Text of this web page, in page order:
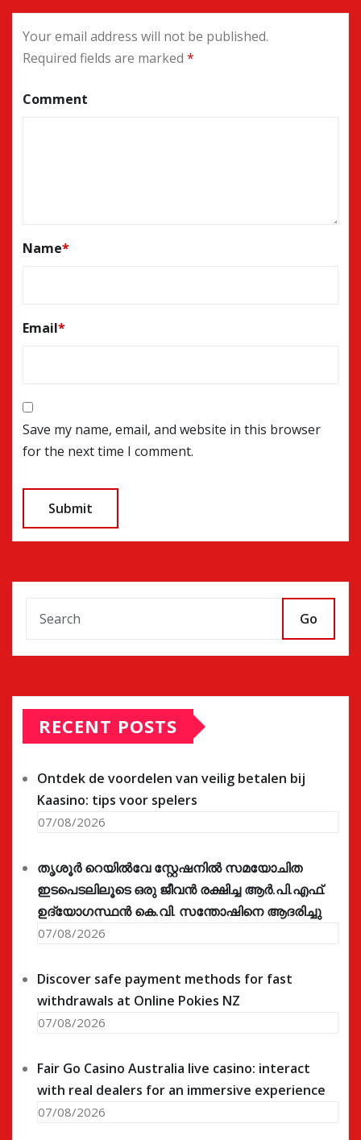
Your email address will not be published.
Required fields are marked *
Comment
Name*
Email*
Save my name, email, and website in this browser
for the next time I comment.
Go
RECENT POSTS
Ontdek de voordelen van veilig betalen bij
Kaasino: tips voor spelers
07/08/2026
തൃശൂർ റെയിൽവേ സ്റ്റേഷനിൽ സമയോചിത
ഇടപെടലിലൂടെ ഒരു ജീവൻ രക്ഷിച്ച ആർ.പി.എഫ്.
ഉദ്യോഗസ്ഥൻ കെ.വി. സന്തോഷിനെ ആദരിച്ചു
07/08/2026
Discover safe payment methods for fast
withdrawals at Online Pokies NZ
07/08/2026
Fair Go Casino Australia live casino: interact
with real dealers for an immersive experience
07/08/2026